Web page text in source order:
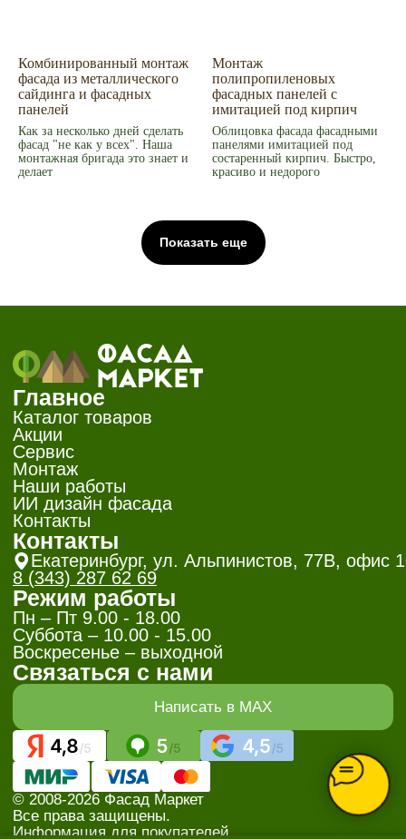
Комбинированный монтаж
фасада из металлического
сайдинга и фасадных
панелей
Как за несколько дней сделать
фасад "не как у всех". Наша
монтажная бригада это знает и
делает
Монтаж
полипропиленовых
фасадных панелей с
имитацией под кирпич
Облицовка фасада фасадными
панелями имитацией под
состаренный кирпич. Быстро,
красиво и недорого
Показать еще